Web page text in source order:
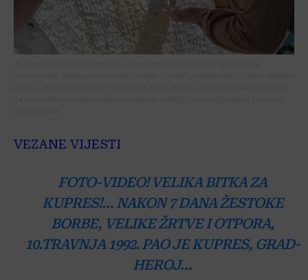
VEZANE VIJESTI
FOTO-VIDEO! VELIKA BITKA ZA
KUPRES!… NAKON 7 DANA ŽESTOKE
BORBE, VELIKE ŽRTVE I OTPORA,
10.TRAVNJA 1992. PAO JE KUPRES, GRAD-
HEROJ…